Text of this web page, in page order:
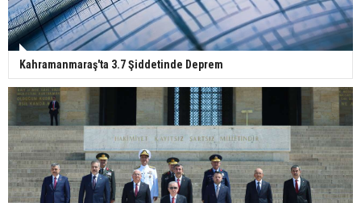
Kahramanmaraş'ta 3.7 Şiddetinde Deprem